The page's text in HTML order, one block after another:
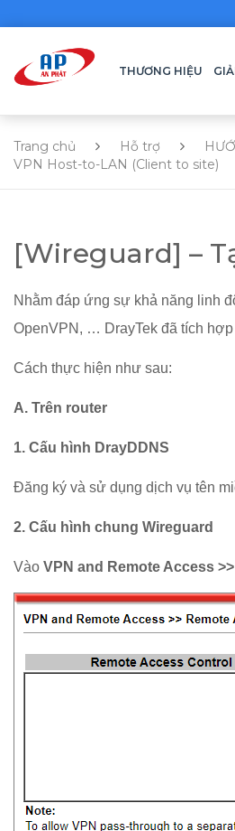
THƯƠNG HIỆU
Trang chủ Hỗ trợ
VPN Host-to-LAN (Client to site)
[Wireguard] –
Nhằm đáp ứng sự khả năng linh
OpenVPN, … DrayTek đã tích
Cách thực hiện như sau:
A. Trên router
1. Cấu hình DrayDDNS
Đăng ký và sử dụng dịch vụ tên
2. Cấu hình chung Wireguard
Vào VPN and Remote Access